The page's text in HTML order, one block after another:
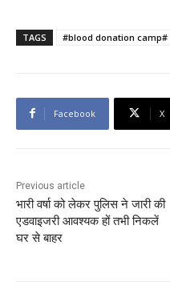
TAGS #blood donation
Facebook X
Previous article
भारी वर्षा को लेकर पुलिस ने जारी की
एडवाइजरी आवश्यक हों तभी निकलें
घर से बाहर